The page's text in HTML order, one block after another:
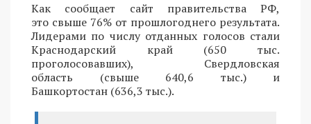
Как сообщает сайт правительства РФ,
это свыше 76% от прошлогоднего результата.
Лидерами по числу отданных голосов стали
Краснодарский край (650 тыс.
проголосовавших), Свердловская
область (свыше 640,6 тыс.) и
Башкортостан (636,3 тыс.).